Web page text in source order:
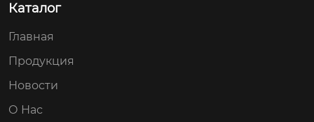
Каталог
Главная
Продукция
Новости
О Нас